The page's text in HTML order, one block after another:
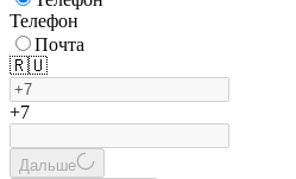
Телефон
Почта
🇷🇺
+7
Дальше